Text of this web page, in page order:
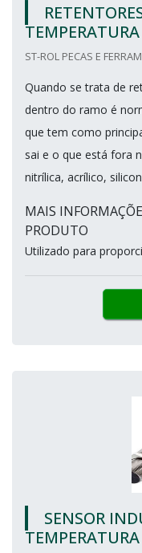
TEMPERATURA
ST-ROL PECAS E
Quando se trata de
dentro do ramo é
que tem como
sai e o que está fora
nitrílica, acrílico,
MAIS
PRODUTO
Utilizado para
SENSOR
TEMPERATURA